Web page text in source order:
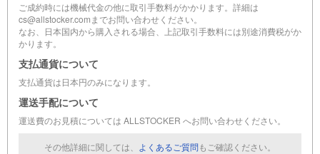
ご成約時には機械代金の他に取引手数料がかかります。詳細は
cs@allstocker.comまでお問い合わせください。
なお、日本国内から購入される場合、上記取引手数料には別途消費税がか
かります。
支払通貨について
支払通貨は日本円のみになります。
運送手配について
運送費のお見積については ALLSTOCKER へお問い合わせください。
その他詳細に関しては、 よくあるご質問もご確認ください。